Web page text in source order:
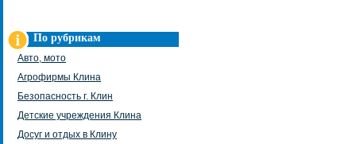
По рубрикам
Авто, мото
Агрофирмы Клина
Безопасность г. Клин
Детские учреждения Клина
Досуг и отдых в Клину